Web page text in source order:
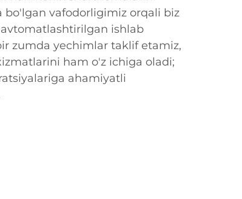
bo'lgan vafodorligimiz orqali biz
ishlab
zumda yechimlar taklif etamiz,
ham o'z ichiga oladi;
ahamiyatli